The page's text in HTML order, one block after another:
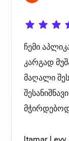
ჩემი
კარგად
მაღალი
Itamar Levy